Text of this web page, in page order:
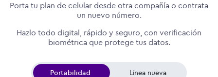
Porta tu plan de celular desde otra compañía o contrata
un nuevo número.
Hazlo todo digital, rápido y seguro, con verificación
biométrica que protege tus datos.
Portabilidad Línea nueva